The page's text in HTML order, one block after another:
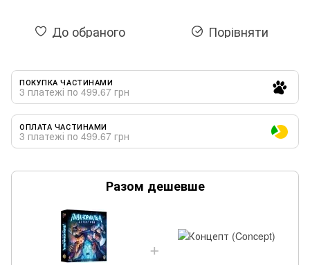
До обраного Порівняти
ПОКУПКА ЧАСТИНАМИ
3 платежі по 499.67 грн
ОПЛАТА ЧАСТИНАМИ
3 платежі по 499.67 грн
Разом дешевше